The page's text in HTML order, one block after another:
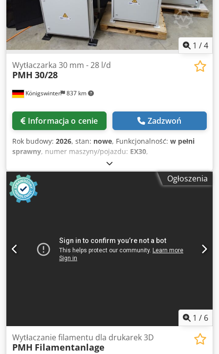
1 /4
Königswinter 837 km
Wytłaczarka 30 mm - 28 l/d
PMH 30/28
Informacja o cenie Zadzwoń
Rok budowy: 2026, stan: nowe, Funkcjonalność: w pełni
sprawny, numer maszyny/pojazdu: EX30,
Zaprojektowaliśmy naszą kompaktową wyciskarkę model
EX30-28d tak, aby można ją było stosować we wszystkich
procesach wytłaczania. Oferujemy tę wytłaczarkę zarówno
jako współwytłaczarkę lub wytłaczarkę laboratoryjną, jak
również do wytłaczania drutu spawalniczego, filamentu,
Adoby Rfpj Sorf Nasza standardowa wytłaczarka z
azotowanym zestawem (ślimak i bęben) pokrywa większość
surowców polimerowych. Opcjonalnie oferujemy tę
Ogłoszenia
1 / 6
Wytłaczanie filamentu dla drukarek 3D
PMH Filamentanlage